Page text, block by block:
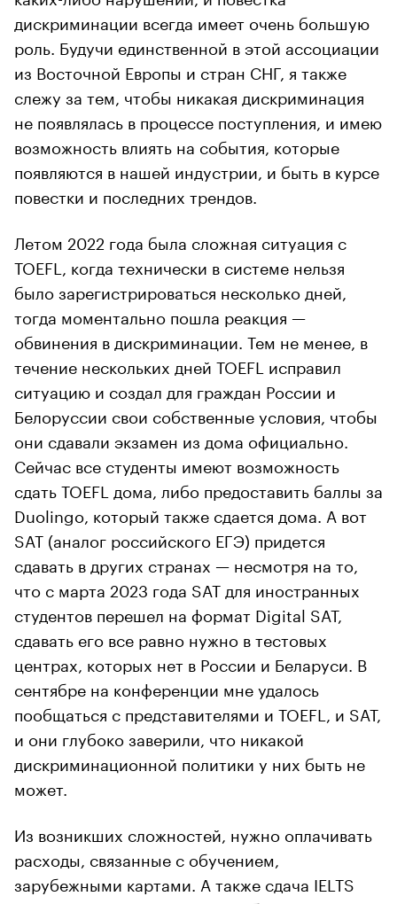
дискриминации всегда имеет очень большую
роль. Будучи единственной в этой ассоциации
из Восточной Европы и стран СНГ, я также
слежу за тем, чтобы никакая дискриминация
не появлялась в процессе поступления, и имею
возможность влиять на события, которые
появляются в нашей индустрии, и быть в курсе
повестки и последних трендов.
Летом 2022 года была сложная ситуация с
TOEFL, когда технически в системе нельзя
было зарегистрироваться несколько дней,
тогда моментально пошла реакция —
обвинения в дискриминации. Тем не менее, в
течение нескольких дней TOEFL исправил
ситуацию и создал для граждан России и
Белоруссии свои собственные условия, чтобы
они сдавали экзамен из дома официально.
Сейчас все студенты имеют возможность
сдать TOEFL дома, либо предоставить баллы за
Duolingo, который также сдается дома. А вот
SAT (аналог российского ЕГЭ) придется
сдавать в других странах — несмотря на то,
что с марта 2023 года SAT для иностранных
студентов перешел на формат Digital SAT,
сдавать его все равно нужно в тестовых
центрах, которых нет в России и Беларуси. В
сентябре на конференции мне удалось
пообщаться с представителями и TOEFL, и SAT,
и они глубоко заверили, что никакой
дискриминационной политики у них быть не
может.
Из возникших сложностей, нужно оплачивать
расходы, связанные с обучением,
зарубежными картами. А также сдача IELTS